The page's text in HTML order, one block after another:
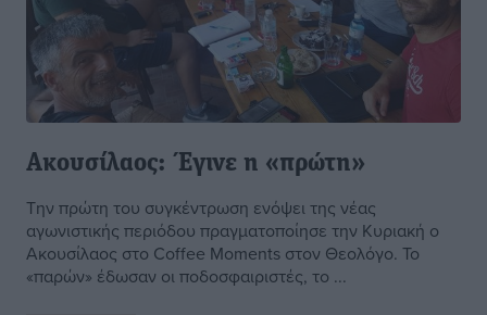
Ακουσίλαος: Έγινε η «πρώτη»
Την πρώτη του συγκέντρωση ενόψει της νέας
αγωνιστικής περιόδου πραγματοποίησε την Κυριακή ο
Ακουσίλαος στο Coffee Moments στον Θεολόγο. Το
«παρών» έδωσαν οι ποδοσφαιριστές, το ...